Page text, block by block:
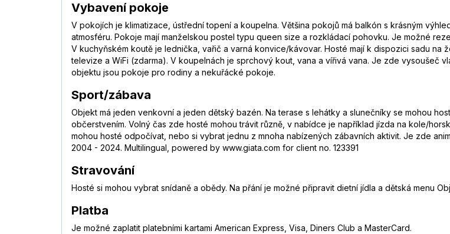
Vybavení pokoje
V pokojích je klimatizace, ústřední topení a koupelna. Většina pokojů má balkón s krásným
atmosféru. Pokoje mají manželskou postel typu queen size a rozkládací pohovku. Je možné
V kuchyňském koutě je lednička, vařič a varná konvice/kávovar. Hosté mají k dispozici sadu na
televize a WiFi (zdarma). V koupelnách je sprchový kout, vana a vířivá vana. Je zde vysoušeč
objektu jsou pokoje pro rodiny a nekuřácké pokoje.
Sport/zábava
Objekt má jeden venkovní a jeden dětský bazén. Na terase s lehátky a slunečníky se mohou
občerstvením. Volný čas zde hosté mohou trávit různě, v nabídce je například jízda na kole/
mohou hosté odpočívat, nebo si vybrat jednu z mnoha nabízených zábavních aktivit. Je zde
2004 - 2024. Multilingual, powered by www.giata.com for client no. 123391
Stravování
Hosté si mohou vybrat snídaně a obědy. Na přání je možné připravit dietní jídla a dětská menu
Platba
Je možné zaplatit platebními kartami American Express, Visa, Diners Club a MasterCard.